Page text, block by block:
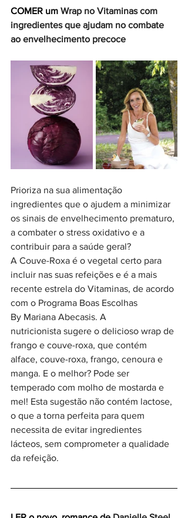
COMER um Wrap no Vitaminas com
ingredientes que ajudam no combate
ao envelhecimento precoce
Prioriza na sua alimentação
ingredientes que o ajudem a minimizar
os sinais de envelhecimento prematuro,
a combater o stress oxidativo e a
contribuir para a saúde geral?
A Couve-Roxa é o vegetal certo para
incluir nas suas refeições e é a mais
recente estrela do Vitaminas, de acordo
com o Programa Boas Escolhas
By Mariana Abecasis. A
nutricionista sugere o delicioso wrap de
frango e couve-roxa, que contém
alface, couve-roxa, frango, cenoura e
manga. E o melhor? Pode ser
temperado com molho de mostarda e
mel! Esta sugestão não contém lactose,
o que a torna perfeita para quem
necessita de evitar ingredientes
lácteos, sem comprometer a qualidade
da refeição.